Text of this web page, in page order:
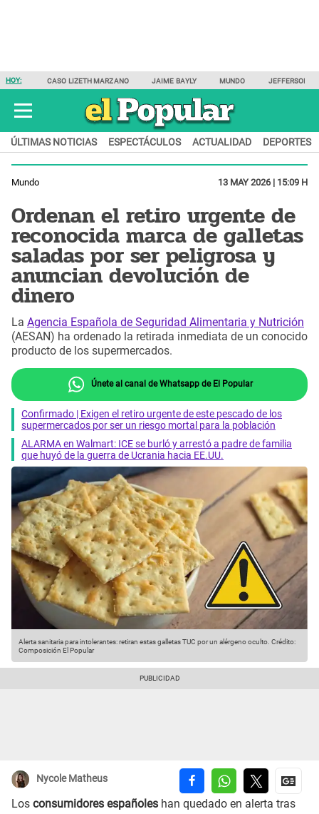
HOY: CASO LIZETH MARZANO JAIME BAYLY MUNDO JEFFERSON
ÚLTIMAS NOTICIAS ESPECTÁCULOS ACTUALIDAD DEPORTES
Mundo 13 MAY 2026 | 15:09 H
Ordenan el retiro urgente de
reconocida marca de galletas
saladas por ser peligrosa y
anuncian devolución de
dinero
La Agencia Española de Seguridad Alimentaria y Nutrición
(AESAN) ha ordenado la retirada inmediata de un conocido
producto de los supermercados.
Únete al canal de Whatsapp de El Popular
Confirmado | Exigen el retiro urgente de este pescado de los
supermercados por ser un riesgo mortal para la población
ALARMA en Walmart: ICE se burló y arrestó a padre de familia
que huyó de la guerra de Ucrania hacia EE.UU.
Alerta sanitaria para intolerantes: retiran estas galletas TUC por un alérgeno oculto. Crédito:
Composición El Popular
Nycole Matheus
Los consumidores españoles han quedado en alerta tras